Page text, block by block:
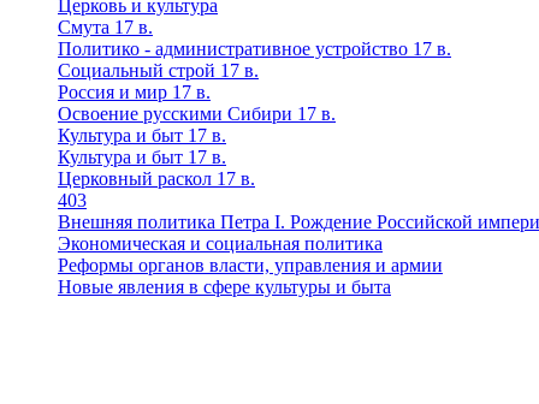
Церковь и культура
Смута 17 в.
Политико - административное устройство 17 в.
Социальный строй 17 в.
Россия и мир 17 в.
Освоение русскими Сибири 17 в.
Культура и быт 17 в.
Культура и быт 17 в.
Церковный раскол 17 в.
403
Внешняя политика Петра I. Рождение Российской
Экономическая и социальная политика
Реформы органов власти, управления и армии
Новые явления в сфере культуры и быта